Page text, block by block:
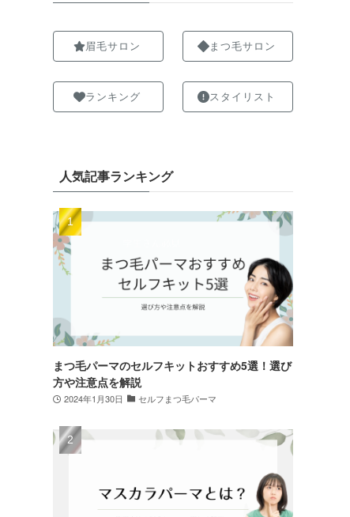
眉毛サロン
ランキング
まつ毛サロン
スタイリスト
人気記事ランキング
まつ毛パーマのセルフキットおすすめ5選！選び
方や注意点を解説
2024年1月30日 セルフまつ毛パーマ